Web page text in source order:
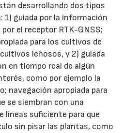
desarrollando dos tipos
1) guiada por la información
el receptor RTK-GNSS;
para los cultivos de
leñosos, y 2) guiada
en tiempo real de algún
como por ejemplo la
navegación apropiada para
se siembran con una
líneas suficiente para que
sin pisar las plantas, como